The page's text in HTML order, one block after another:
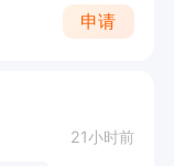
申请
21小时前